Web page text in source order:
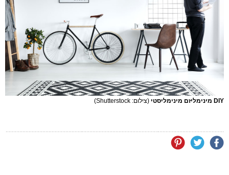
DIY מינימליזם מינימליסטי (צילום: Shutterstock)